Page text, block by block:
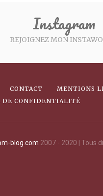
Instagram
REJOIGNEZ MON
CONTACT
MENTIONS
DE CONFIDENTIALITÉ
blog.com 2007 - 2020 | Tous